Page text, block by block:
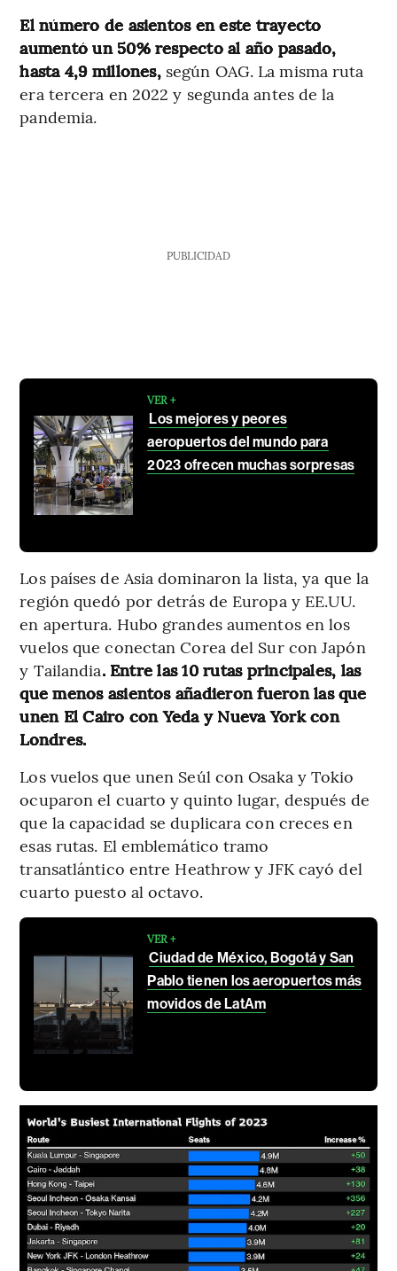
El número de asientos en este trayecto
aumentó un 50% respecto al año pasado,
hasta 4,9 millones,según OAG. La misma ruta
era tercera en 2022 y segunda antes de la
pandemia.
PUBLICIDAD
VER +
Los mejores y peores
aeropuertos del mundo para
2023 ofrecen muchas sorpresas
Los países de Asia dominaron la lista, ya que la
región quedó por detrás de Europa y EE.UU.
en apertura. Hubo grandes aumentos en los
vuelos que conectan Corea del Sur con Japón
y Tailandia. Entre las 10 rutas principales, las
que menos asientos añadieron fueron las que
unen El Cairo con Yeda y Nueva York con
Londres.
Los vuelos que unen Seúl con Osaka y Tokio
ocuparon el cuarto y quinto lugar, después de
que la capacidad se duplicara con creces en
esas rutas. El emblemático tramo
transatlántico entre Heathrow y JFK cayó del
cuarto puesto al octavo.
VER +
Ciudad de México, Bogotá y San
Pablo tienen los aeropuertos más
movidos de LatAm